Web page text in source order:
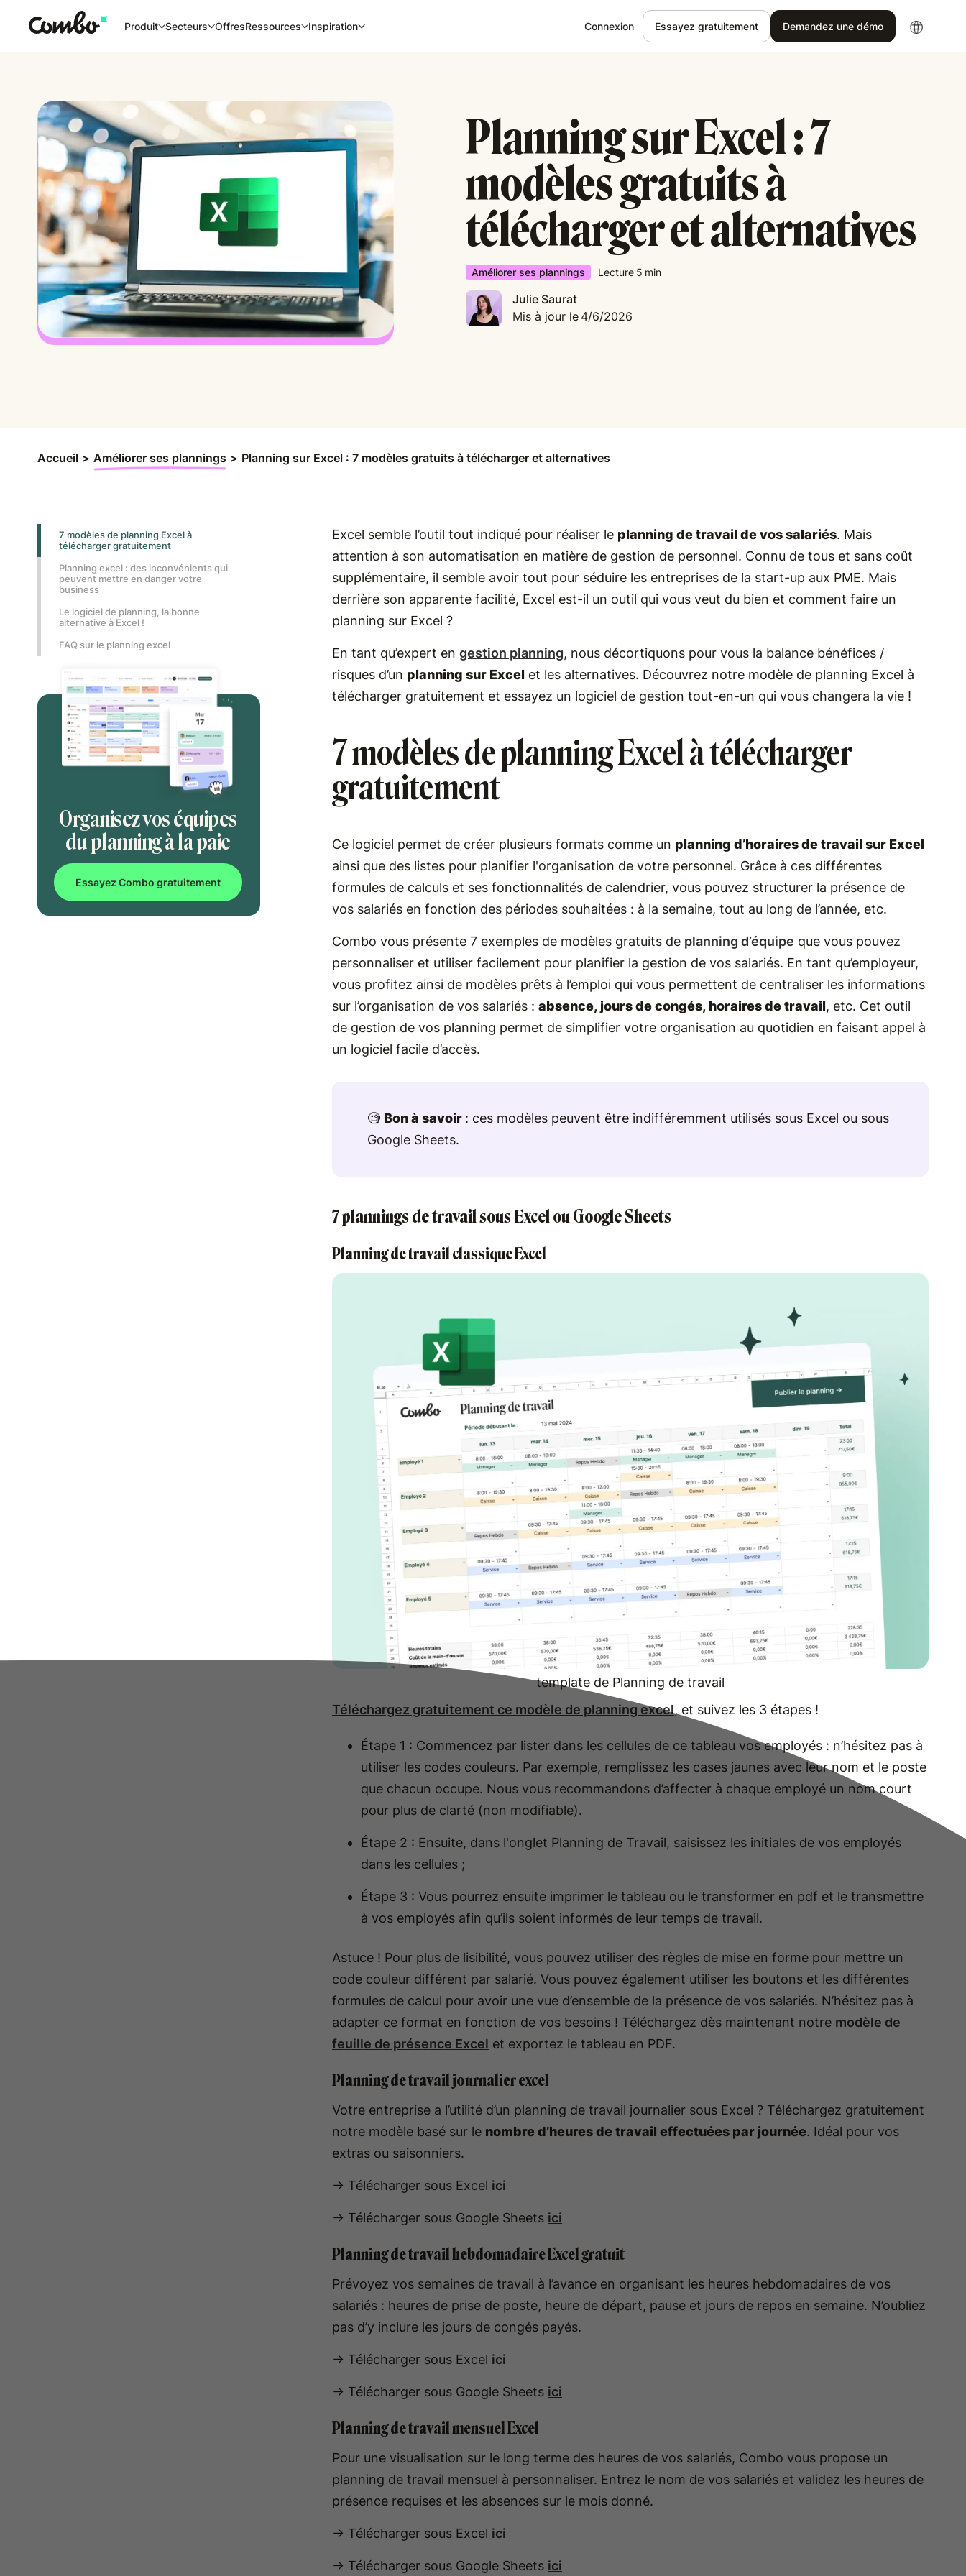
Produit Secteurs OffresRessources Inspiration Connexion Essayez gratuitement Demandez une démo
Planning sur Excel : 7
modèles gratuits à
télécharger et alternatives
Améliorer ses plannings Lecture 5 min
Julie Saurat
Mis à jour le 4/6/2026
Accueil > Améliorer ses plannings > Planning sur Excel : 7 modèles gratuits à télécharger et alternatives
7 modèles de planning Excel à
télécharger gratuitement
Planning excel : des inconvénients qui
peuvent mettre en danger votre
business
Le logiciel de planning, la bonne
alternative à Excel !
FAQ sur le planning excel
Organisez vos équipes
du planning à la paie
Essayez Combo gratuitement
Excel semble l’outil tout indiqué pour réaliser le planning de travail de vos salariés. Mais
attention à son automatisation en matière de gestion de personnel. Connu de tous et sans coût
supplémentaire, il semble avoir tout pour séduire les entreprises de la start-up aux PME. Mais
derrière son apparente facilité, Excel est-il un outil qui vous veut du bien et comment faire un
planning sur Excel ?
En tant qu’expert en gestion planning, nous décortiquons pour vous la balance bénéfices /
risques d’un planning sur Excel et les alternatives. Découvrez notre modèle de planning Excel à
télécharger gratuitement et essayez un logiciel de gestion tout-en-un qui vous changera la vie !
7 modèles de planning Excel à télécharger
gratuitement
Ce logiciel permet de créer plusieurs formats comme un planning d’horaires de travail sur Excel
ainsi que des listes pour planifier l'organisation de votre personnel. Grâce à ces différentes
formules de calculs et ses fonctionnalités de calendrier, vous pouvez structurer la présence de
vos salariés en fonction des périodes souhaitées : à la semaine, tout au long de l’année, etc.
Combo vous présente 7 exemples de modèles gratuits de planning d’équipe que vous pouvez
personnaliser et utiliser facilement pour planifier la gestion de vos salariés. En tant qu’employeur,
vous profitez ainsi de modèles prêts à l’emploi qui vous permettent de centraliser les informations
sur l’organisation de vos salariés : absence, jours de congés, horaires de travail, etc. Cet outil
de gestion de vos planning permet de simplifier votre organisation au quotidien en faisant appel à
un logiciel facile d’accès.
🧐 Bon à savoir : ces modèles peuvent être indifféremment utilisés sous Excel ou sous
Google Sheets.
7 plannings de travail sous Excel ou Google Sheets
Planning de travail classique Excel
template de Planning de travail
Téléchargez gratuitement ce modèle de planning excel, et suivez les 3 étapes !
Étape 1 : Commencez par lister dans les cellules de ce tableau vos employés : n’hésitez pas à
utiliser les codes couleurs. Par exemple, remplissez les cases jaunes avec leur nom et le poste
que chacun occupe. Nous vous recommandons d’affecter à chaque employé un nom court
pour plus de clarté (non modifiable).
Étape 2 : Ensuite, dans l'onglet Planning de Travail, saisissez les initiales de vos employés
dans les cellules ;
Étape 3 : Vous pourrez ensuite imprimer le tableau ou le transformer en pdf et le transmettre
à vos employés afin qu’ils soient informés de leur temps de travail.
Astuce ! Pour plus de lisibilité, vous pouvez utiliser des règles de mise en forme pour mettre un
code couleur différent par salarié. Vous pouvez également utiliser les boutons et les différentes
formules de calcul pour avoir une vue d’ensemble de la présence de vos salariés. N’hésitez pas à
adapter ce format en fonction de vos besoins ! Téléchargez dès maintenant notre modèle de
feuille de présence Excel et exportez le tableau en PDF.
Planning de travail journalier excel
Votre entreprise a l’utilité d’un planning de travail journalier sous Excel ? Téléchargez gratuitement
notre modèle basé sur le nombre d’heures de travail effectuées par journée. Idéal pour vos
extras ou saisonniers.
-> Télécharger sous Excel ici
-> Télécharger sous Google Sheets ici
Planning de travail hebdomadaire Excel gratuit
Prévoyez vos semaines de travail à l’avance en organisant les heures hebdomadaires de vos
salariés : heures de prise de poste, heure de départ, pause et jours de repos en semaine. N’oubliez
pas d’y inclure les jours de congés payés.
-> Télécharger sous Excel ici
-> Télécharger sous Google Sheets ici
Planning de travail mensuel Excel
Pour une visualisation sur le long terme des heures de vos salariés, Combo vous propose un
planning de travail mensuel à personnaliser. Entrez le nom de vos salariés et validez les heures de
présence requises et les absences sur le mois donné.
-> Télécharger sous Excel ici
-> Télécharger sous Google Sheets ici